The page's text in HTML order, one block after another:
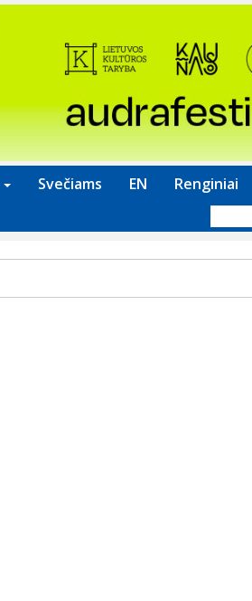
Svečiams EN Renginiai
forma